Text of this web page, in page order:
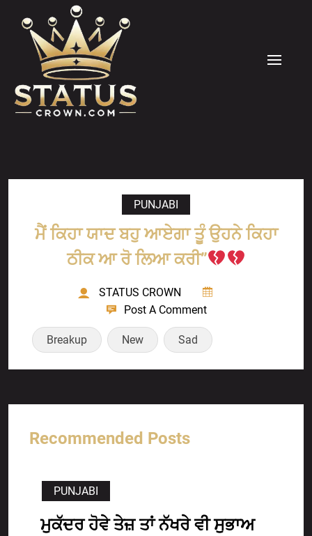
content
MENU
PUNJABI
ਮੈਂ ਕਿਹਾ ਯਾਦ ਬਹੁ ਆਏਗਾ ਤੂੰ ਉਹਨੇ ਕਿਹਾ
ਠੀਕ ਆ ਰੋ ਲਿਆ ਕਰੀ”
STATUS CROWN
Post A Comment
Breakup New Sad
Recommended Posts
PUNJABI
ਮੁਕੱਦਰ ਹੋਵੇ ਤੇਜ਼ ਤਾਂ ਨੱਖਰੇ ਵੀ ਸੁਭਾਅ